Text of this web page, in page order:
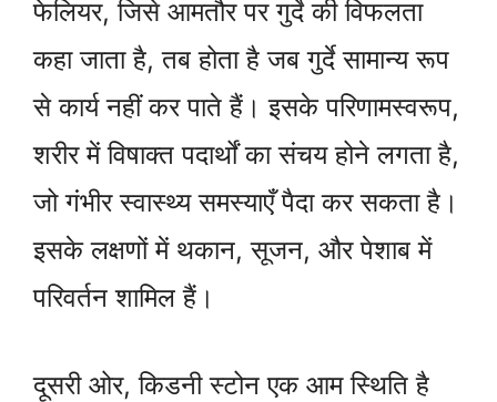
फेलियर, जिसे आमतौर पर गुर्दे की विफलता
कहा जाता है, तब होता है जब गुर्दे सामान्य रूप
से कार्य नहीं कर पाते हैं। इसके परिणामस्वरूप,
शरीर में विषाक्त पदार्थों का संचय होने लगता है,
जो गंभीर स्वास्थ्य समस्याएँ पैदा कर सकता है।
इसके लक्षणों में थकान, सूजन, और पेशाब में
परिवर्तन शामिल हैं।
दूसरी ओर, किडनी स्टोन एक आम स्थिति है